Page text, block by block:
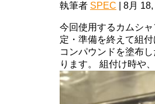
執筆者 SPEC 8月
今回使用するカムシ
定・準備を終えて組
コンパウンドを塗布
ります。 組付け時や